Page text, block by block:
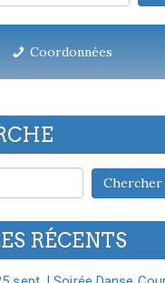
Coordonnées
Chercher
RÉCENTS